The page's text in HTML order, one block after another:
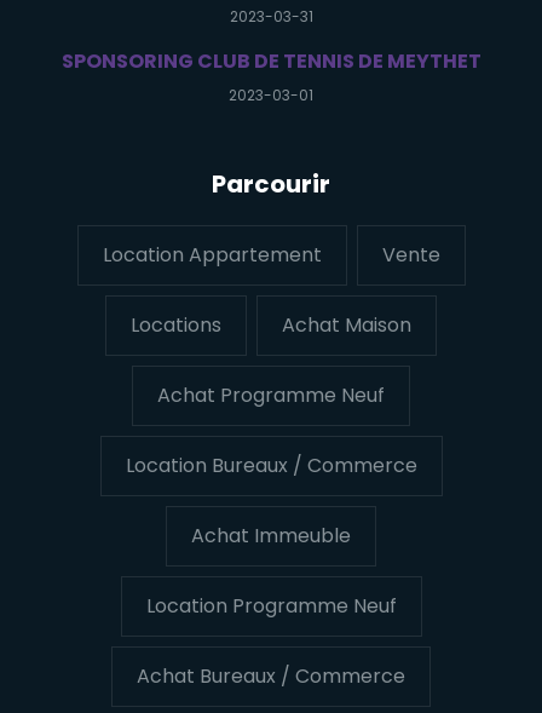
2023-03-31
SPONSORING CLUB DE TENNIS DE MEYTHET
2023-03-01
Parcourir
Location Appartement Vente
Locations Achat Maison
Achat Programme Neuf
Location Bureaux / Commerce
Achat Immeuble
Location Programme Neuf
Achat Bureaux / Commerce